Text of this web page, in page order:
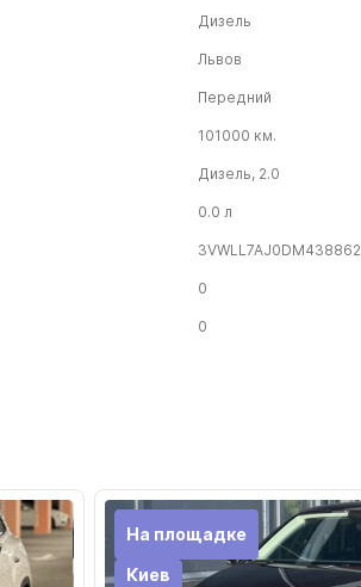
Дизель
Львов
Передний
101000 км.
Дизель, 2.0
0.0 л
3VWLL7AJ0DM438862
0
0
На площадке
Киев